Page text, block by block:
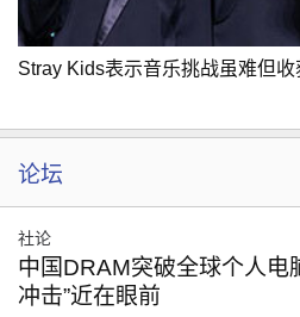
Stray Kids表示音乐挑战虽难但收
论坛
社论
中国DRAM突破全球个人
冲击”近在眼前